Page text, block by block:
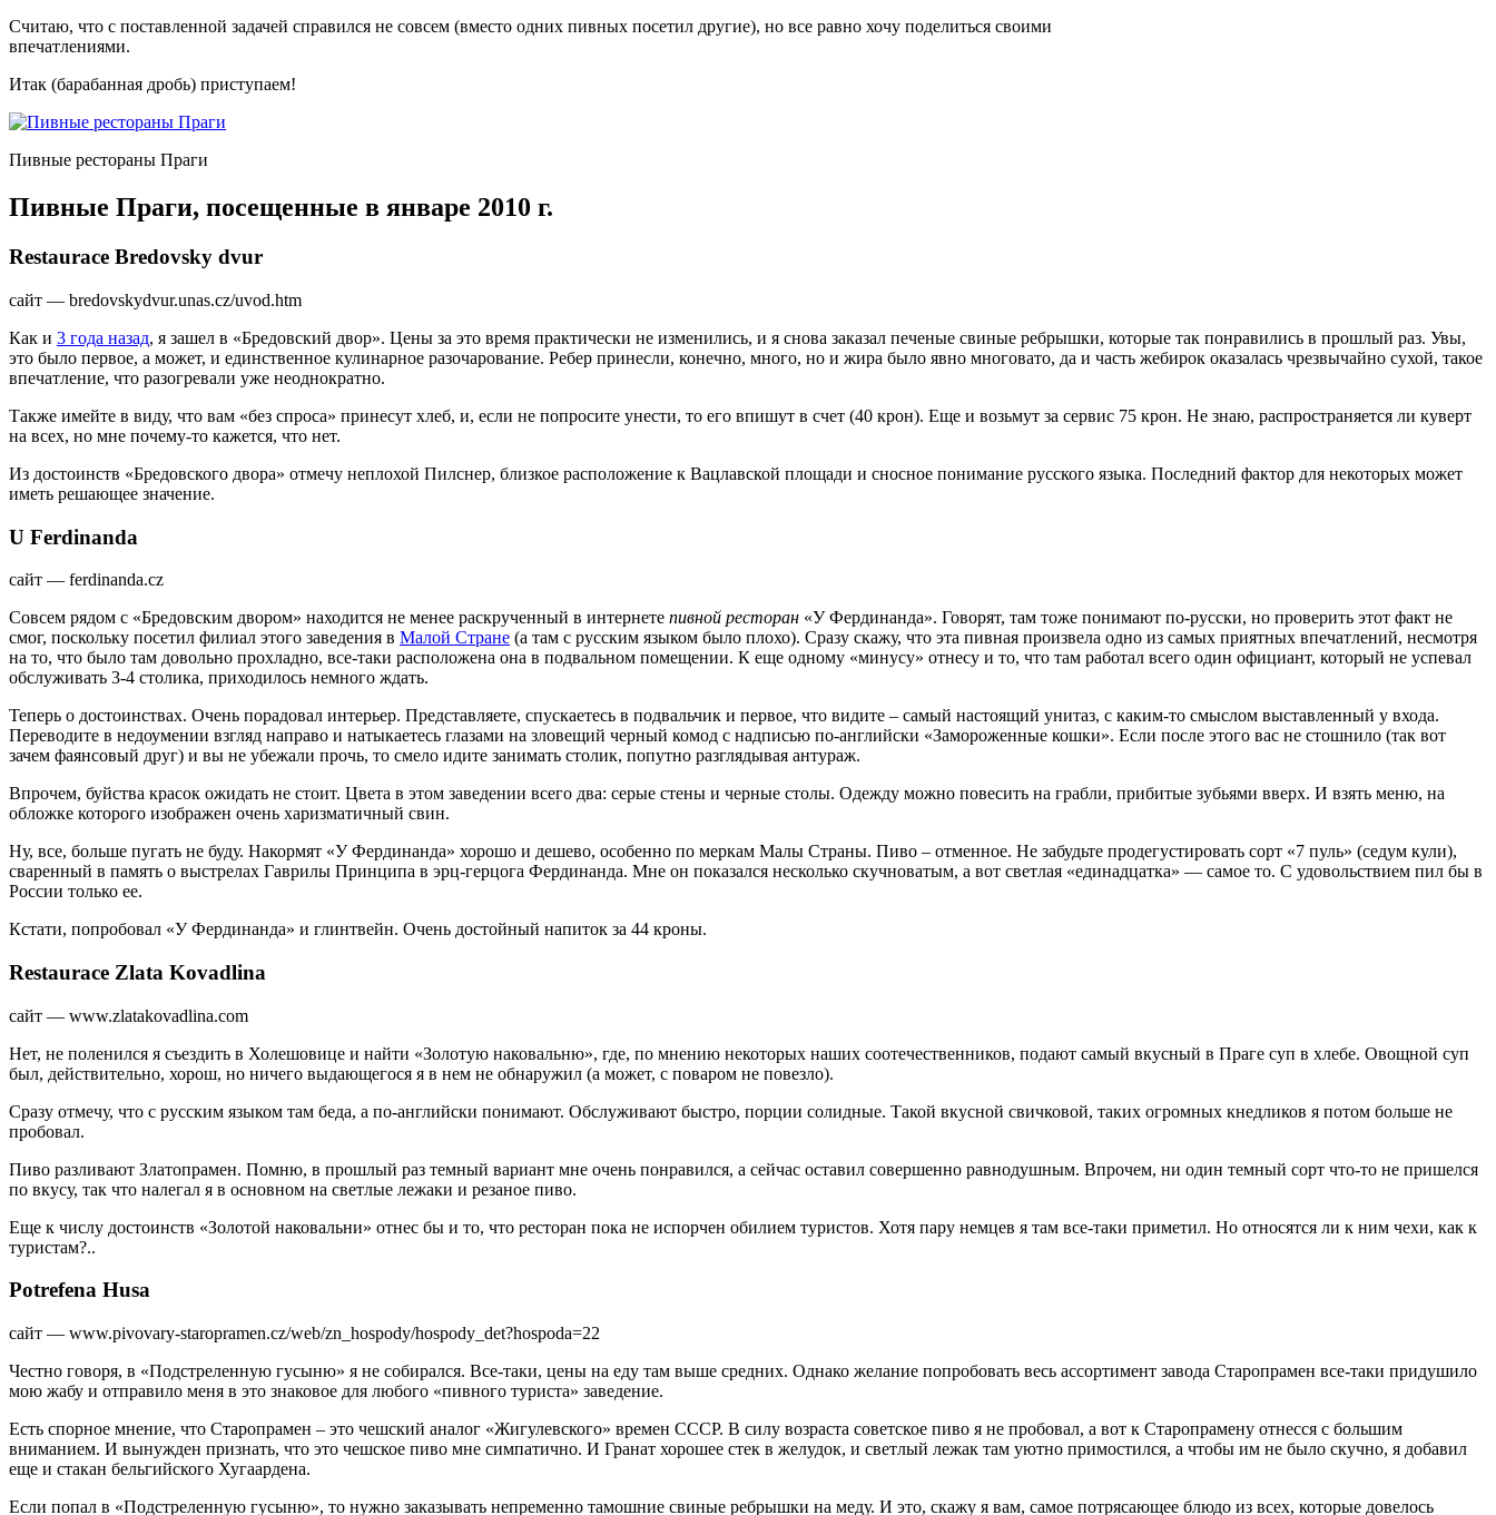
Считаю, что с поставленной задачей справился не совсем (вместо одних пивных посетил другие), но все равно хочу поделиться своими
впечатлениями.
Итак (барабанная дробь) приступаем!
Пивные рестораны Праги
Пивные Праги, посещенные в январе 2010 г.
Restaurace Bredovsky dvur
сайт — bredovskydvur.unas.cz/uvod.htm
Как и 3 года назад, я зашел в «Бредовский двор». Цены за это время практически не изменились, и я снова заказал печеные свиные ребрышки, которые так понравились в прошлый раз. Увы,
это было первое, а может, и единственное кулинарное разочарование. Ребер принесли, конечно, много, но и жира было явно многовато, да и часть жебирок оказалась чрезвычайно сухой, такое
впечатление, что разогревали уже неоднократно.
Также имейте в виду, что вам «без спроса» принесут хлеб, и, если не попросите унести, то его впишут в счет (40 крон). Еще и возьмут за сервис 75 крон. Не знаю, распространяется ли куверт
на всех, но мне почему-то кажется, что нет.
Из достоинств «Бредовского двора» отмечу неплохой Пилснер, близкое расположение к Вацлавской площади и сносное понимание русского языка. Последний фактор для некоторых может
иметь решающее значение.
U Ferdinanda
сайт — ferdinanda.cz
Совсем рядом с «Бредовским двором» находится не менее раскрученный в интернете пивной ресторан «У Фердинанда». Говорят, там тоже понимают по-русски, но проверить этот факт не
смог, поскольку посетил филиал этого заведения в Малой Стране (а там с русским языком было плохо). Сразу скажу, что эта пивная произвела одно из самых приятных впечатлений, несмотря
на то, что было там довольно прохладно, все-таки расположена она в подвальном помещении. К еще одному «минусу» отнесу и то, что там работал всего один официант, который не успевал
обслуживать 3-4 столика, приходилось немного ждать.
Теперь о достоинствах. Очень порадовал интерьер. Представляете, спускаетесь в подвальчик и первое, что видите – самый настоящий унитаз, с каким-то смыслом выставленный у входа.
Переводите в недоумении взгляд направо и натыкаетесь глазами на зловещий черный комод с надписью по-английски «Замороженные кошки». Если после этого вас не стошнило (так вот
зачем фаянсовый друг) и вы не убежали прочь, то смело идите занимать столик, попутно разглядывая антураж.
Впрочем, буйства красок ожидать не стоит. Цвета в этом заведении всего два: серые стены и черные столы. Одежду можно повесить на грабли, прибитые зубьями вверх. И взять меню, на
обложке которого изображен очень харизматичный свин.
Ну, все, больше пугать не буду. Накормят «У Фердинанда» хорошо и дешево, особенно по меркам Малы Страны. Пиво – отменное. Не забудьте продегустировать сорт «7 пуль» (седум кули),
сваренный в память о выстрелах Гаврилы Принципа в эрц-герцога Фердинанда. Мне он показался несколько скучноватым, а вот светлая «единадцатка» — самое то. С удовольствием пил бы в
России только ее.
Кстати, попробовал «У Фердинанда» и глинтвейн. Очень достойный напиток за 44 кроны.
Restaurace Zlatа Kovadlina
сайт — www.zlatakovadlina.com
Нет, не поленился я съездить в Холешовице и найти «Золотую наковальню», где, по мнению некоторых наших соотечественников, подают самый вкусный в Праге суп в хлебе. Овощной суп
был, действительно, хорош, но ничего выдающегося я в нем не обнаружил (а может, с поваром не повезло).
Сразу отмечу, что с русским языком там беда, а по-английски понимают. Обслуживают быстро, порции солидные. Такой вкусной свичковой, таких огромных кнедликов я потом больше не
пробовал.
Пиво разливают Златопрамен. Помню, в прошлый раз темный вариант мне очень понравился, а сейчас оставил совершенно равнодушным. Впрочем, ни один темный сорт что-то не пришелся
по вкусу, так что налегал я в основном на светлые лежаки и резаное пиво.
Еще к числу достоинств «Золотой наковальни» отнес бы и то, что ресторан пока не испорчен обилием туристов. Хотя пару немцев я там все-таки приметил. Но относятся ли к ним чехи, как к
туристам?..
Potrefena Husa
сайт — www.pivovary-staropramen.cz/web/zn_hospody/hospody_det?hospoda=22
Честно говоря, в «Подстреленную гусыню» я не собирался. Все-таки, цены на еду там выше средних. Однако желание попробовать весь ассортимент завода Старопрамен все-таки придушило
мою жабу и отправило меня в это знаковое для любого «пивного туриста» заведение.
Есть спорное мнение, что Старопрамен – это чешский аналог «Жигулевского» времен СССР. В силу возраста советское пиво я не пробовал, а вот к Старопрамену отнесся с большим
вниманием. И вынужден признать, что это чешское пиво мне симпатично. И Гранат хорошее стек в желудок, и светлый лежак там уютно примостился, а чтобы им не было скучно, я добавил
еще и стакан бельгийского Хугаардена.
Если попал в «Подстреленную гусыню», то нужно заказывать непременно тамошние свиные ребрышки на меду. И это, скажу я вам, самое потрясающее блюдо из всех, которые довелось